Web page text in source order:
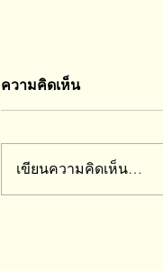
ความคิดเห็น
เขียนความคิดเห็น…